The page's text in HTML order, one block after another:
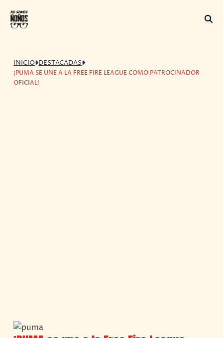
INICIO DESTACADAS
¡PUMA SE UNE A LA FREE FIRE LEAGUE COMO PATROCINADOR
OFICIAL!